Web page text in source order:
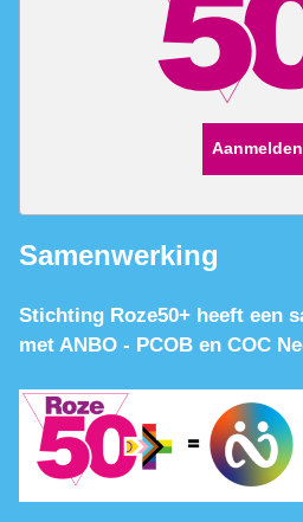
Aanmelden
Samenwerking
Stichting Roze50+ heeft een
met ANBO - PCOB en COC